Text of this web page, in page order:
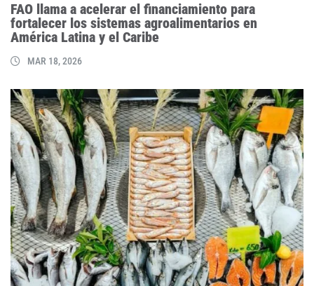
FAO llama a acelerar el financiamiento para
fortalecer los sistemas agroalimentarios en
América Latina y el Caribe
MAR 18, 2026